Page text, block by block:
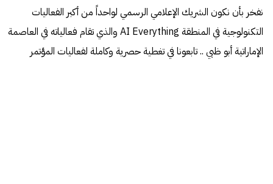
نفخر بأن نكون الشريك الإعلامي الرسمي لواحداً من أكبر الفعاليات
التكنولوجية في المنطقة AI Everything والذي تقام فعالياته في العاصمة
الإماراتية أبو ظبي .. تابعونا في تغطية حصرية وكاملة لفعاليات المؤتمر